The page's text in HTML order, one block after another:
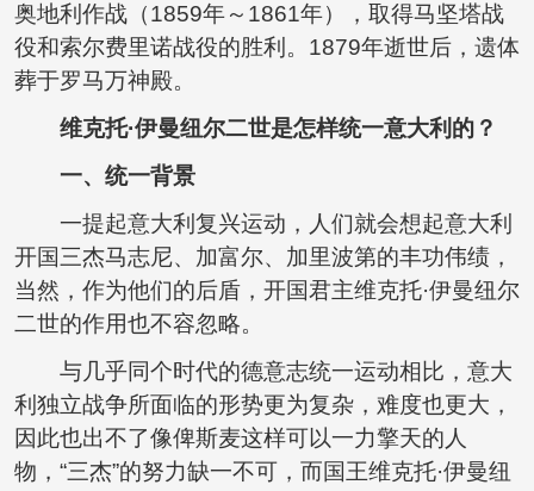
奥地利作战（1859年～1861年），取得马坚塔战
役和索尔费里诺战役的胜利。1879年逝世后，遗体
葬于罗马万神殿。
维克托·伊曼纽尔二世是怎样统一意大利的？
一、统一背景
一提起意大利复兴运动，人们就会想起意大利
开国三杰马志尼、加富尔、加里波第的丰功伟绩，
当然，作为他们的后盾，开国君主维克托·伊曼纽尔
二世的作用也不容忽略。
与几乎同个时代的德意志统一运动相比，意大
利独立战争所面临的形势更为复杂，难度也更大，
因此也出不了像俾斯麦这样可以一力擎天的人
物，“三杰”的努力缺一不可，而国王维克托·伊曼纽